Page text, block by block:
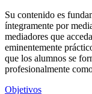
Su contenido es
íntegramente por
mediadores que
eminentemente
que los alumnos se
profesionalmente
Objetivos